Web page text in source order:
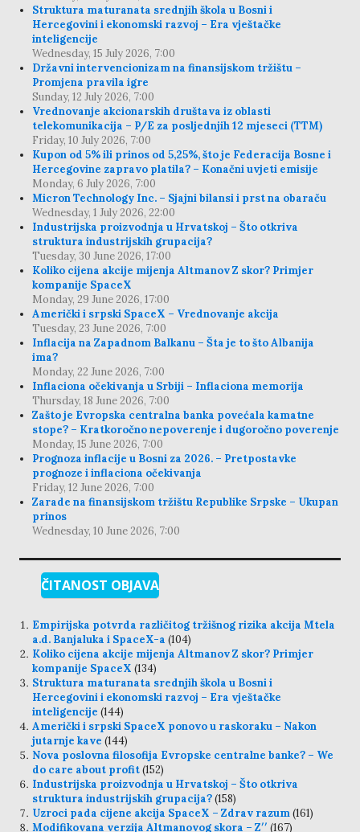
Struktura maturanata srednjih škola u Bosni i
Hercegovini i ekonomski razvoj – Era vještačke
inteligencije
Wednesday, 15 July 2026, 7:00
Državni intervencionizam na finansijskom tržištu –
Promjena pravila igre
Sunday, 12 July 2026, 7:00
Vrednovanje akcionarskih društava iz oblasti
telekomunikacija – P/E za posljednjih 12 mjeseci (TTM)
Friday, 10 July 2026, 7:00
Kupon od 5% ili prinos od 5,25%, što je Federacija Bosne i
Hercegovine zapravo platila? – Konačni uvjeti emisije
Monday, 6 July 2026, 7:00
Micron Technology Inc. – Sjajni bilansi i prst na obaraču
Wednesday, 1 July 2026, 22:00
Industrijska proizvodnja u Hrvatskoj – Što otkriva
struktura industrijskih grupacija?
Tuesday, 30 June 2026, 17:00
Koliko cijena akcije mijenja Altmanov Z skor? Primjer
kompanije SpaceX
Monday, 29 June 2026, 17:00
Američki i srpski SpaceX – Vrednovanje akcija
Tuesday, 23 June 2026, 7:00
Inflacija na Zapadnom Balkanu – Šta je to što Albanija
ima?
Monday, 22 June 2026, 7:00
Inflaciona očekivanja u Srbiji – Inflaciona memorija
Thursday, 18 June 2026, 7:00
Zašto je Evropska centralna banka povećala kamatne
stope? – Kratkoročno nepoverenje i dugoročno poverenje
Monday, 15 June 2026, 7:00
Prognoza inflacije u Bosni za 2026. – Pretpostavke
prognoze i inflaciona očekivanja
Friday, 12 June 2026, 7:00
Zarade na finansijskom tržištu Republike Srpske – Ukupan
prinos
Wednesday, 10 June 2026, 7:00
ČITANOST OBJAVA
Empirijska potvrda različitog tržišnog rizika akcija Mtela
a.d. Banjaluka i SpaceX-a (104)
Koliko cijena akcije mijenja Altmanov Z skor? Primjer
kompanije SpaceX (134)
Struktura maturanata srednjih škola u Bosni i
Hercegovini i ekonomski razvoj – Era vještačke
inteligencije (144)
Američki i srpski SpaceX ponovo u raskoraku – Nakon
jutarnje kave (144)
Nova poslovna filosofija Evropske centralne banke? – We
do care about profit(152)
Industrijska proizvodnja u Hrvatskoj – Što otkriva
struktura industrijskih grupacija?(158)
Uzroci pada cijene akcija SpaceX – Zdrav razum(161)
Modifikovana verzija Altmanovog skora – Z′′ (167)